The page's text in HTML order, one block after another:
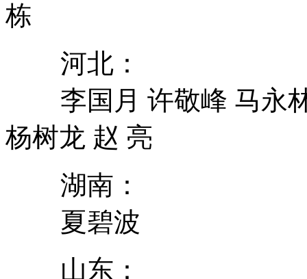
栋
河北：
李国月 许敬峰 马永林
杨树龙 赵 亮
湖南：
夏碧波
山东：